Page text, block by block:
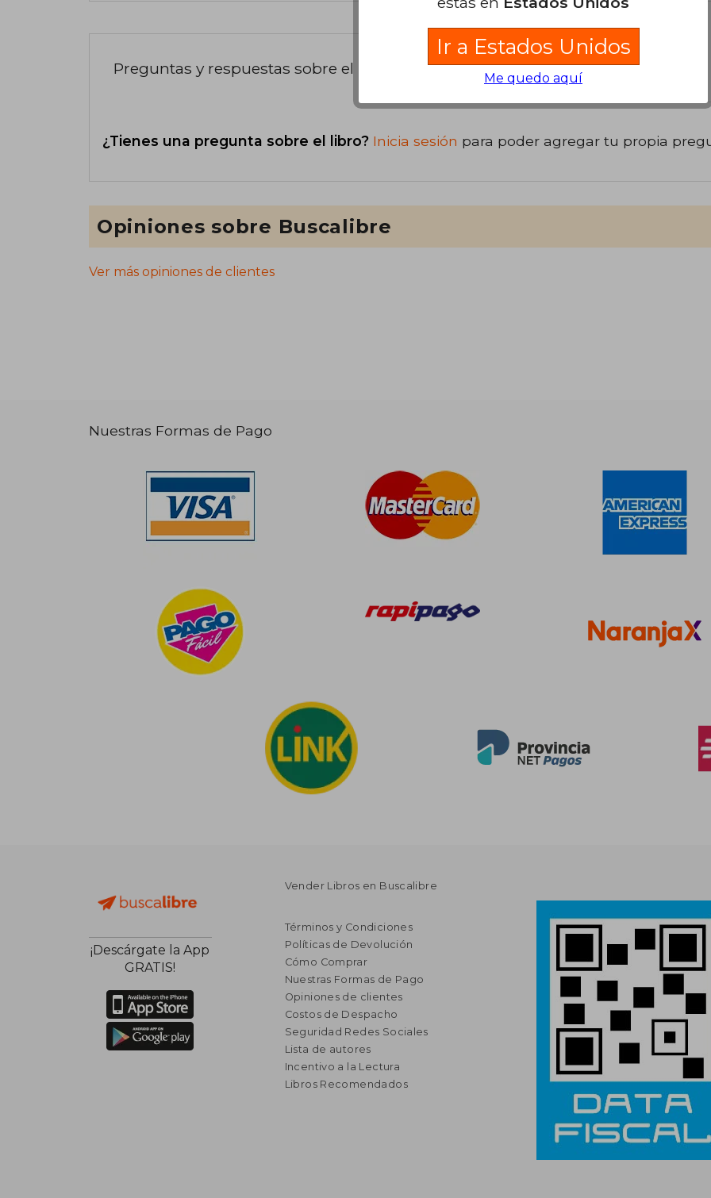
Preguntas y respuestas sobre el libro
¿Tienes una pregunta sobre el libro? Inicia sesión para poder agregar tu propia
Opiniones sobre Buscalibre
Ver más opiniones de clientes
Nuestras Formas de Pago
¡Descárgate la App
GRATIS!
Vender Libros en Buscalibre
Términos y Condiciones
Políticas de Devolución
Cómo Comprar
Nuestras Formas de Pago
Opiniones de clientes
Costos de Despacho
Seguridad Redes Sociales
Lista de autores
Incentivo a la Lectura
Libros Recomendados
Ir a Estados Unidos
Me quedo aquí